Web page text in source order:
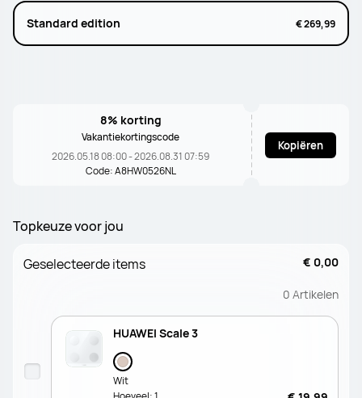
Standard edition € 269,99
8% korting
Vakantiekortingscode
2026.05.18 08:00 - 2026.08.31 07:59
Code: A8HW0526NL
Kopiëren
Topkeuze voor jou
Geselecteerde items € 0,00
0 Artikelen
HUAWEI Scale 3
Wit